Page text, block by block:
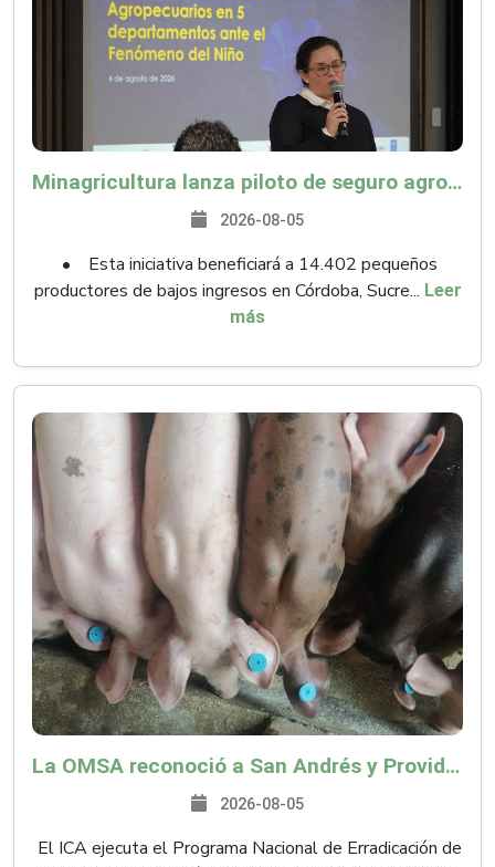
Minagricultura lanza piloto de seguro agropecuario por $9.625 millones para proteger a más de 14.000 pequeños productores contra riesgos del Fenómeno de El Niño
2026-08-05
• Esta iniciativa beneficiará a 14.402 pequeños
productores de bajos ingresos en Córdoba, Sucre... Leer
más
La OMSA reconoció a San Andrés y Providencia como zona libre de Peste Porcina Clásica (PPC)
2026-08-05
El ICA ejecuta el Programa Nacional de Erradicación de